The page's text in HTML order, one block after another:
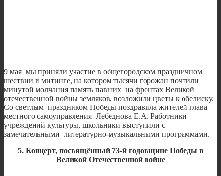
9 мая мы приняли участие в общегородском праздничном
шествии и митинге, на котором тысячи горожан почтили
минутой молчания память павших на фронтах Великой
отечественной войны земляков, возложили цветы к обелиску.
Со светлым праздником Победы поздравила жителей глава
местного самоуправления Лебеднова Е.А. Работники
учреждений культуры, школьники выступили с
замечательными литературно-музыкальными программами.
5. Концерт, посвящённый 73-й годовщине Победы в
Великой Отечественной войне